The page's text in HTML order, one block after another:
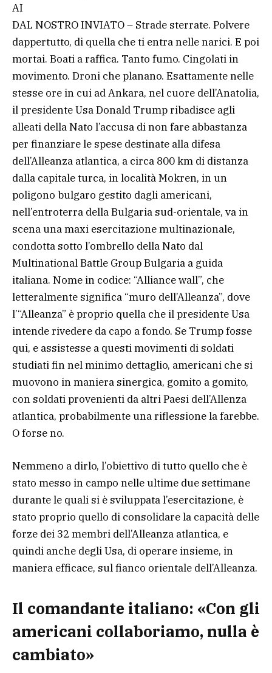
AI
DAL NOSTRO INVIATO – Strade sterrate. Polvere
dappertutto, di quella che ti entra nelle narici. E poi
mortai. Boati a raffica. Tanto fumo. Cingolati in
movimento. Droni che planano. Esattamente nelle
stesse ore in cui ad Ankara, nel cuore dell’Anatolia,
il presidente Usa Donald Trump ribadisce agli
alleati della Nato l’accusa di non fare abbastanza
per finanziare le spese destinate alla difesa
dell’Alleanza atlantica, a circa 800 km di distanza
dalla capitale turca, in località Mokren, in un
poligono bulgaro gestito dagli americani,
nell’entroterra della Bulgaria sud-orientale, va in
scena una maxi esercitazione multinazionale,
condotta sotto l’ombrello della Nato dal
Multinational Battle Group Bulgaria a guida
italiana. Nome in codice: “Alliance wall”, che
letteralmente significa “muro dell’Alleanza”, dove
l’“Alleanza” è proprio quella che il presidente Usa
intende rivedere da capo a fondo. Se Trump fosse
qui, e assistesse a questi movimenti di soldati
studiati fin nel minimo dettaglio, americani che si
muovono in maniera sinergica, gomito a gomito,
con soldati provenienti da altri Paesi dell’Allenza
atlantica, probabilmente una riflessione la farebbe.
O forse no.
Nemmeno a dirlo, l’obiettivo di tutto quello che è
stato messo in campo nelle ultime due settimane
durante le quali si è sviluppata l’esercitazione, è
stato proprio quello di consolidare la capacità delle
forze dei 32 membri dell’Alleanza atlantica, e
quindi anche degli Usa, di operare insieme, in
maniera efficace, sul fianco orientale dell’Alleanza.
Il comandante italiano: «Con gli
americani collaboriamo, nulla è
cambiato»